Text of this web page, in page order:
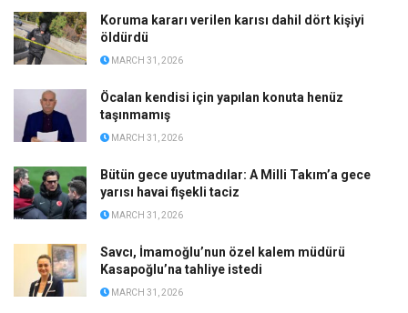
Koruma kararı verilen karısı dahil dört kişiyi
öldürdü
MARCH 31, 2026
Öcalan kendisi için yapılan konuta henüz
taşınmamış
MARCH 31, 2026
Bütün gece uyutmadılar: A Milli Takım’a gece
yarısı havai fişekli taciz
MARCH 31, 2026
Savcı, İmamoğlu’nun özel kalem müdürü
Kasapoğlu’na tahliye istedi
MARCH 31, 2026